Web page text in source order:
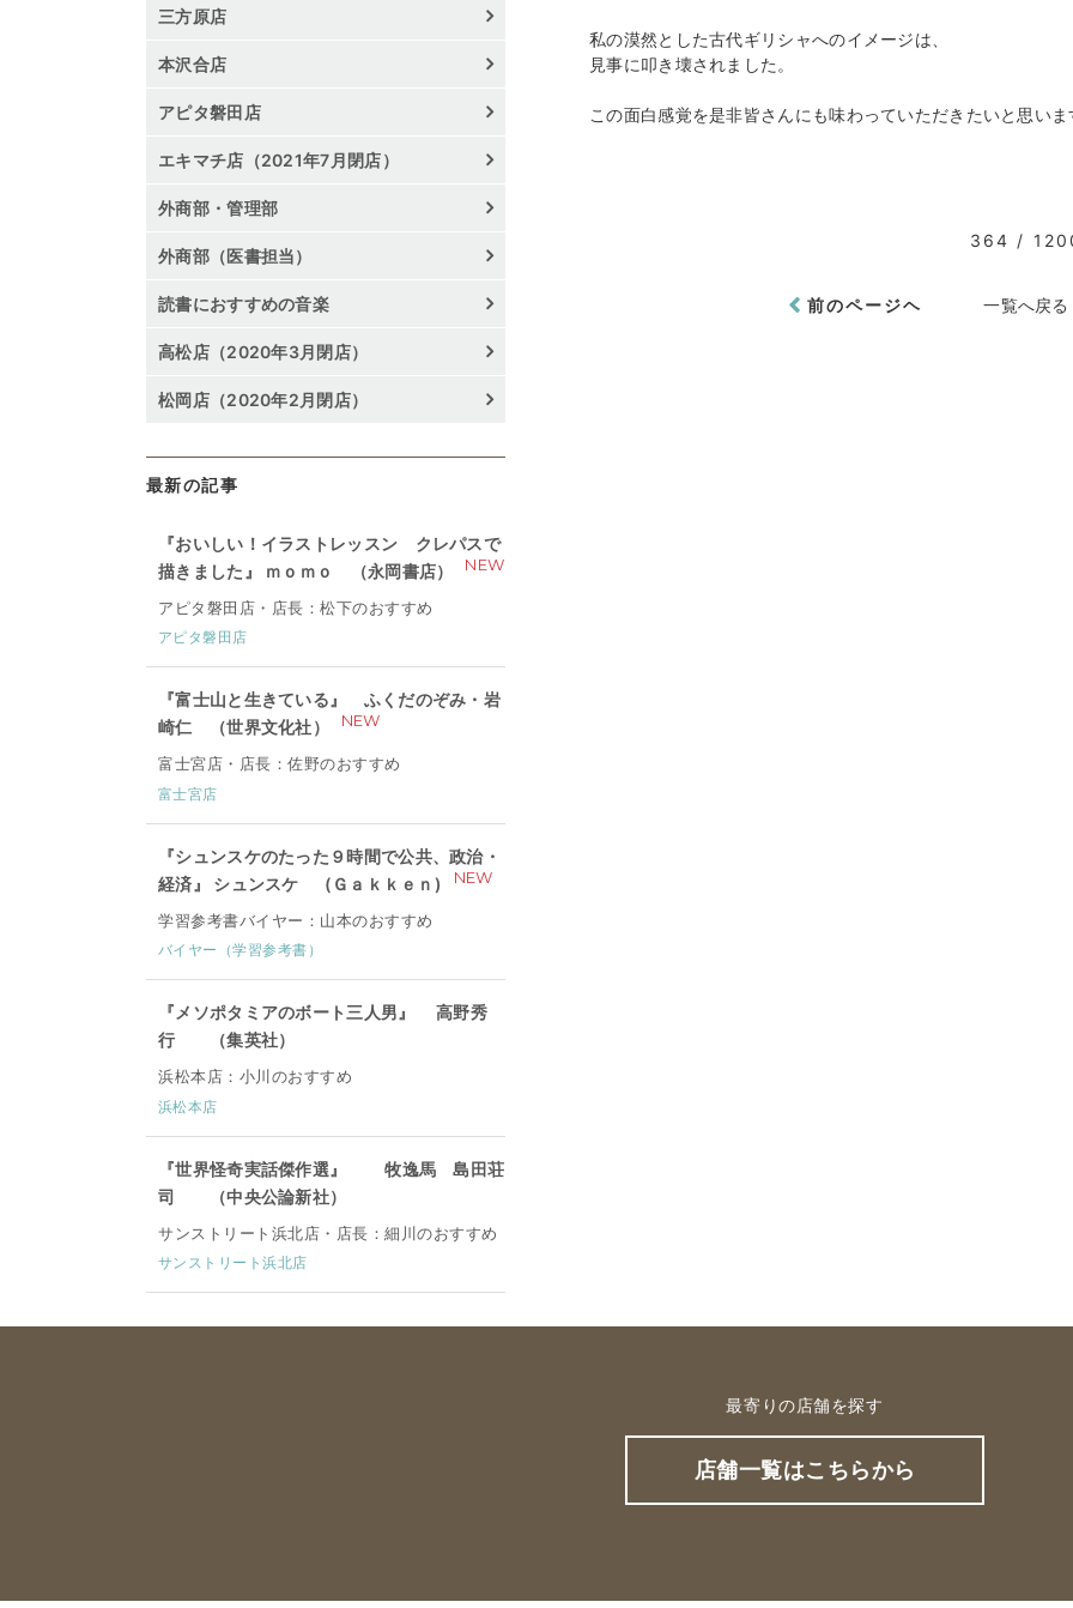
私の漠然とした古代ギリシャへのイメージは、
見事に叩き壊されました。
この面白感覚を是非皆さんにも味わっていただきたいと思いま
364 /
前のページヘ 一覧へ戻る
三方原店
本沢合店
アピタ磐田店
エキマチ店（2021年7月閉店）
外商部・管理部
外商部（医書担当）
読書におすすめの音楽
高松店（2020年3月閉店）
松岡店（2020年2月閉店）
最新の記事
『おいしい！イラストレッスン クレパスで
描きました』 ｍｏｍｏ （永岡書店）
NEW
アピタ磐田店・店長：松下のおすすめ
アピタ磐田店
『富士山と生きている』 ふくだのぞみ・岩
崎仁 （世界文化社）
NEW
富士宮店・店長：佐野のおすすめ
富士宮店
『シュンスケのたった９時間で公共、政治・
経済』 シュンスケ (Ｇａｋｋｅｎ)
NEW
学習参考書バイヤー：山本のおすすめ
バイヤー（学習参考書）
『メソポタミアのボート三人男』 高野秀
行 （集英社）
浜松本店：小川のおすすめ
浜松本店
『世界怪奇実話傑作選』 牧逸馬 島田荘
司 （中央公論新社）
サンストリート浜北店・店長：細川のおすすめ
サンストリート浜北店
最寄りの店舗を探す
店舗一覧はこちらから